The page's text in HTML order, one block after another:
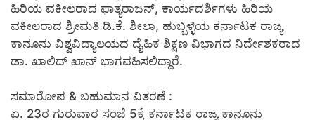
ಹಿರಿಯ ವಕೀಲರಾದ ಫಾತ್ಯರಾಜನ್, ಕಾರ್ಯದರ್ಶಿಗಳು ಹಿರಿಯ
ವಕೀಲರಾದ ಶ್ರೀಮತಿ ಡಿ.ಕೆ. ಶೀಲಾ, ಹುಬ್ಬಳ್ಳಿಯ ಕರ್ನಾಟಕ ರಾಜ್ಯ
ಕಾನೂನು ವಿಶ್ವವಿದ್ಯಾಲಯದ ದೈಹಿಕ ಶಿಕ್ಷಣ ವಿಭಾಗದ ನಿರ್ದೇಶಕರಾದ
ಡಾ. ಖಾಲಿದ್ ಖಾನ್ ಭಾಗವಹಿಸಲಿದ್ದಾರೆ.
ಸಮಾರೋಪ & ಬಹುಮಾನ ವಿತರಣೆ :
ಏ. 23ರ ಗುರುವಾರ ಸಂಜೆ 5ಕ್ಕೆ ಕರ್ನಾಟಕ ರಾಜ್ಯ ಕಾನೂನು